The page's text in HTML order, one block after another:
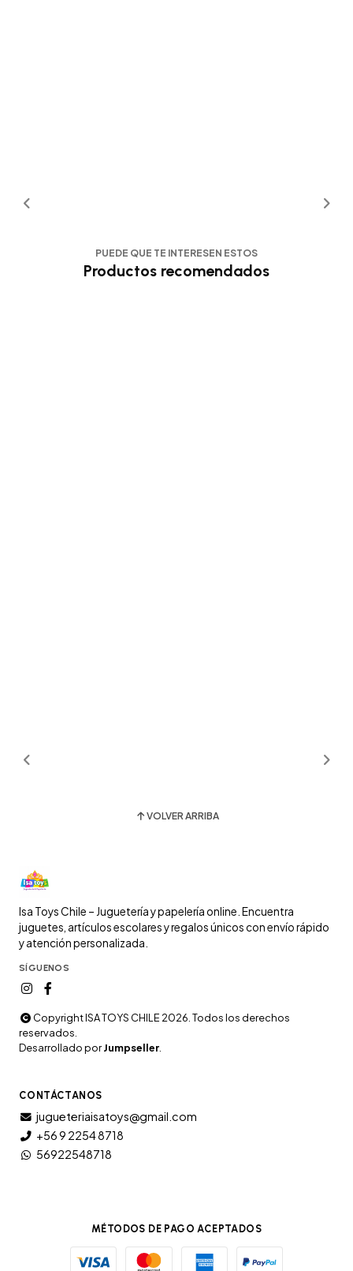
PUEDE QUE TE INTERESEN ESTOS
Productos recomendados
VOLVER ARRIBA
Isa Toys Chile – Juguetería y papelería online. Encuentra
juguetes, artículos escolares y regalos únicos con envío rápido
y atención personalizada.
SÍGUENOS
Copyright ISA TOYS CHILE 2026. Todos los derechos
reservados.
Desarrollado porJumpseller.
CONTÁCTANOS
jugueteriaisatoys@gmail.com
+56 9 2254 8718
56922548718
MÉTODOS DE PAGO ACEPTADOS